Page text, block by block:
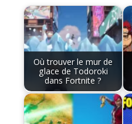
Où trouver le mur de
glace de Todoroki
dans Fortnite ?